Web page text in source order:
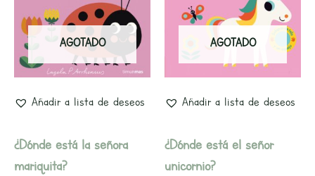
AGOTADO
Añadir a lista de deseos
¿Dónde está la señora
mariquita?
AGOTADO
Añadir a lista de deseos
¿Dónde está el señor
unicornio?